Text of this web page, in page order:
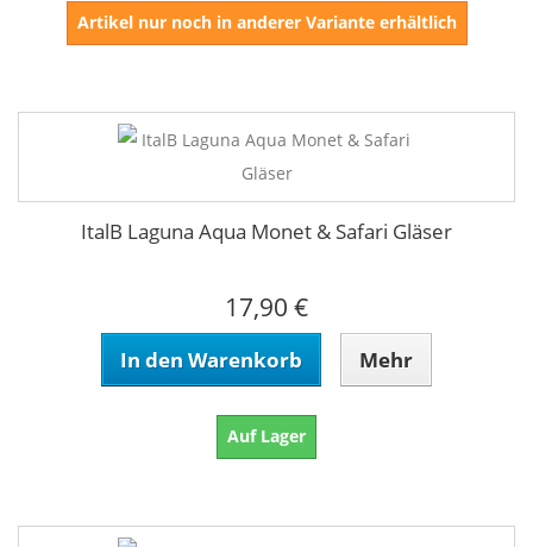
Artikel nur noch in anderer Variante erhältlich
ItalB Laguna Aqua Monet & Safari Gläser
17,90 €
In den Warenkorb Mehr
Auf Lager